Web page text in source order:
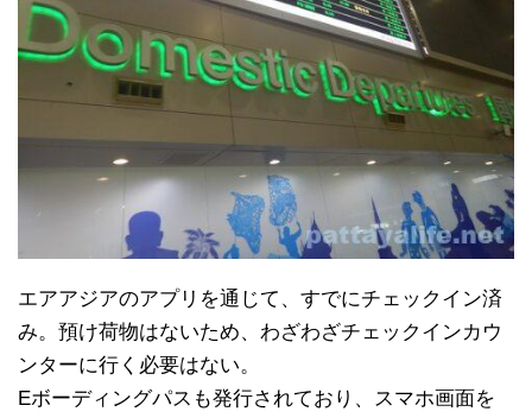
エアアジアのアプリを通じて、すでにチェックイン済
み。預け荷物はないため、わざわざチェックインカウ
ンターに行く必要はない。
Eボーディングパスも発行されており、スマホ画面を